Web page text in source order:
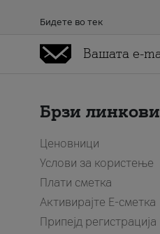
Бидете во тек
Брзи линкови
Ценовници
Услови за користење
Плати сметка
Активирајте Е-сметка
Припејд регистрација